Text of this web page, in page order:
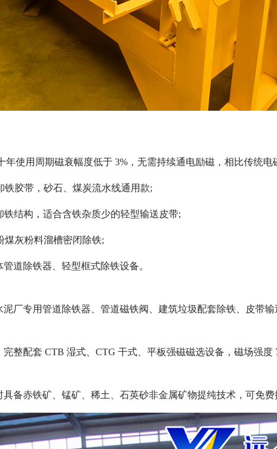
使用周期磁衰幅度低于 3%，无需持续通电励磁，相比传统电
胶带，砂石、煤炭流水线通用款;
结构，适合含铁杂质少的轻型输送皮带;
煤灰粉料溜槽密闭除铁;
道除铁器、轻型框式除铁设备。
厂专用管道除铁器、管道磁铁阀、建筑垃圾配套除铁、皮带输
整配套 CTB 湿式、CTG 干式、平板强磁磁选设备，磁场强度
备赤铁矿、锰矿、稀土、石英砂非金属矿物提纯技术，可免费